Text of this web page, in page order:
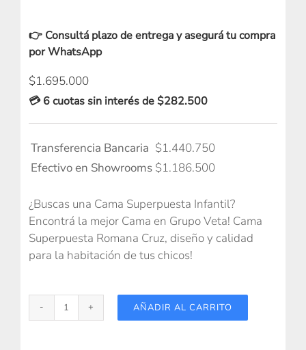
👉 Consultá plazo de entrega y asegurá tu compra
por WhatsApp
$1.695.000
💳 6 cuotas sin interés de $282.500
Transferencia Bancaria $1.440.750
Efectivo en Showrooms $1.186.500
¿Buscas una Cama Superpuesta Infantil?
Encontrá la mejor Cama en Grupo Veta! Cama
Superpuesta Romana Cruz, diseño y calidad
para la habitación de tus chicos!
Superpuesta
AÑADIR AL CARRITO